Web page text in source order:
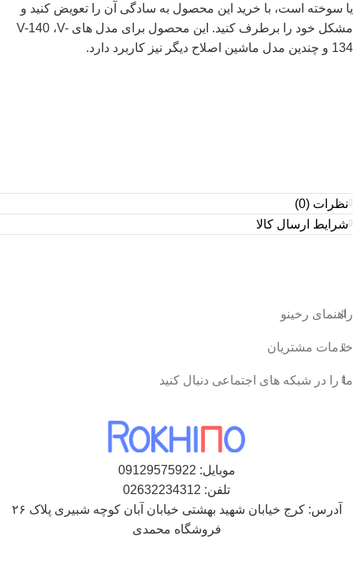
یا سوخته است، با خرید این محصول به سادگی آن را تعویض کنید و
مشکل خود را برطرف کنید. این محصول برای مدل های V-140 ،V-
134 و چندین مدل ماشین اصلاح دیگر نیز کاربرد دارد.
نظرات (0)
شرایط ارسال کالا
راهنمای رخینو
خدمات مشتریان
ما را در شبکه های اجتماعی دنبال کنید
موبایل: 09129575922
تلفن: 02632234312
آدرس: کرج خیابان شهید بهشتی خیابان آبان کوچه شبیری پلاک ۲۶
فروشگاه محمدی